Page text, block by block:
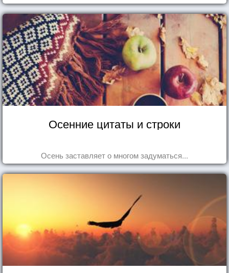
Осенние цитаты и строки
Осень заставляет о многом задуматься...